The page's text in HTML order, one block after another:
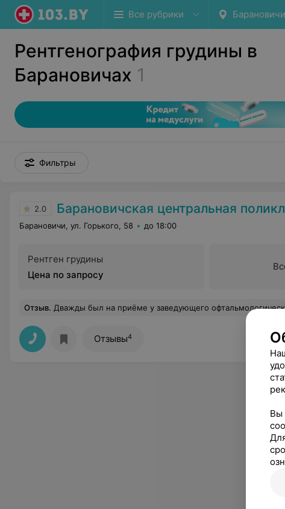
Все рубрики Барановичи
Рентгенография грудины в
Барановичах 1
Фильтры
2.0 Барановичская центральная
Барановичи, ул. Горького, 58 до 18:00
Рентген грудины
Цена по запросу
Отзыв. Дважды был на приёме у заведующего офтальмологическим отделением, он так и не смог достать сорину из глаза. Сказал:
Отзывы4
Вы